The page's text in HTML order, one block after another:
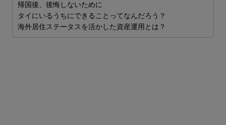
帰国後、後悔しないために
タイにいるうちにできることってなんだろう？
海外居住ステータスを活かした資産運用とは？